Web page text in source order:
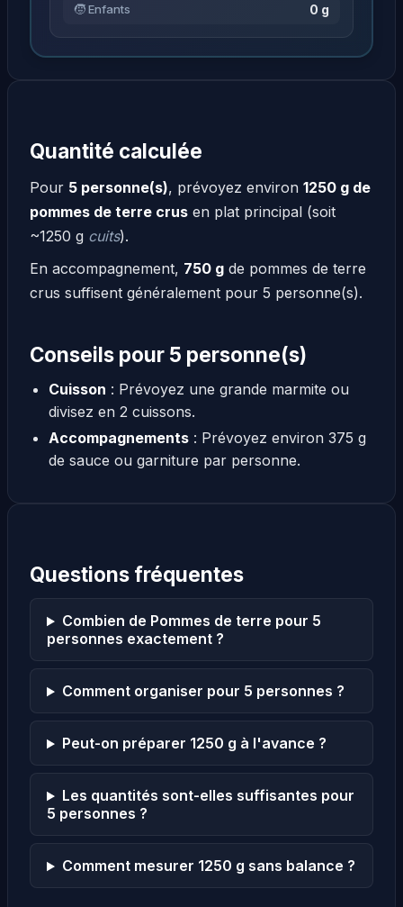
🧒 Enfants 0 g
Quantité calculée
Pour 5 personne(s), prévoyez environ 1250 g de
pommes de terre crus en plat principal (soit
~1250 g cuits).
En accompagnement, 750 g de pommes de terre
crus suffisent généralement pour 5 personne(s).
Conseils pour 5 personne(s)
Cuisson : Prévoyez une grande marmite ou
divisez en 2 cuissons.
Accompagnements: Prévoyez environ 375 g
de sauce ou garniture par personne.
Questions fréquentes
Combien de Pommes de terre pour 5
personnes exactement ?
Comment organiser pour 5 personnes ?
Peut-on préparer 1250 g à l'avance ?
Les quantités sont-elles suffisantes pour
5 personnes ?
Comment mesurer 1250 g sans balance ?